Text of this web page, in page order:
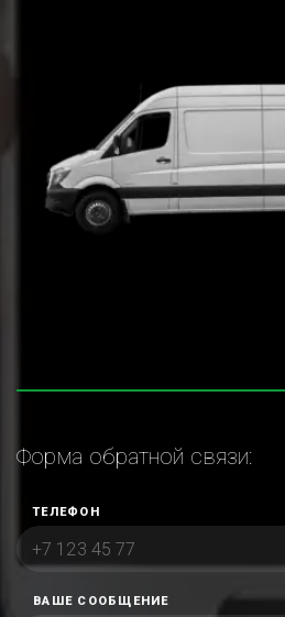
Форма обратной связи:
ТЕЛЕФОН
ВАШЕ СООБЩЕНИЕ